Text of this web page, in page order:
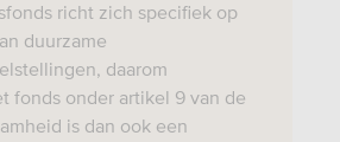
richt zich specifiek op
duurzame
daarom
fonds onder artikel 9 van de
is dan ook een